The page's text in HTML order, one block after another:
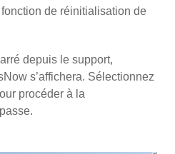
de réinitialisation de
depuis le support,
s’affichera. Sélectionnez
procéder à la